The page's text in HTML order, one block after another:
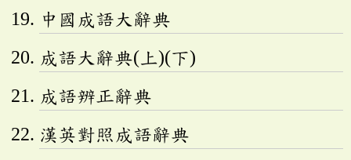
中國成語大辭典
成語大辭典(上)(下)
成語辨正辭典
漢英對照成語辭典